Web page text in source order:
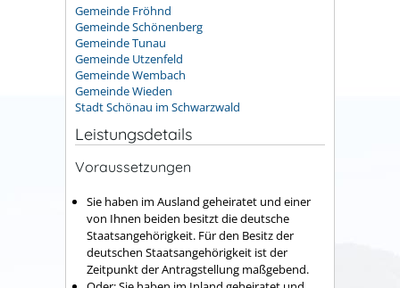
Gemeinde Fröhnd
Gemeinde Schönenberg
Gemeinde Tunau
Gemeinde Utzenfeld
Gemeinde Wembach
Gemeinde Wieden
Stadt Schönau im Schwarzwald
Leistungsdetails
Voraussetzungen
Sie haben im Ausland geheiratet und einer
von Ihnen beiden besitzt die deutsche
Staatsangehörigkeit. Für den Besitz der
deutschen Staatsangehörigkeit ist der
Zeitpunkt der Antragstellung maßgebend.